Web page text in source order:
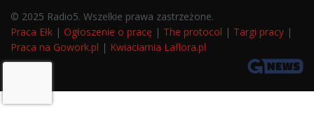
© 2025 Radio5. Wszelkie prawa zastrzeżone.
Praca Ełk | Ogłoszenie o pracę | The protocol | Targi pracy |
Praca na Gowork.pl | Kwiaciarnia Laflora.pl